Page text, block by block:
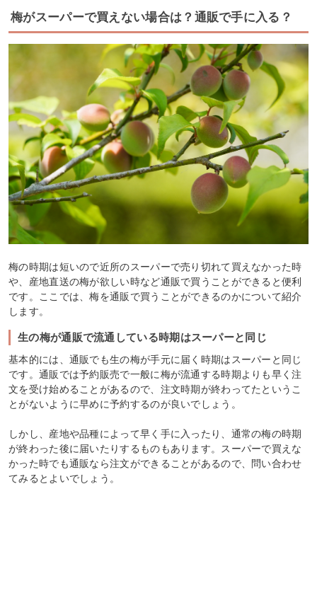
梅がスーパーで買えない場合は？通販で手に入る？
梅の時期は短いので近所のスーパーで売り切れて買えなかった時
や、産地直送の梅が欲しい時など通販で買うことができると便利
です。ここでは、梅を通販で買うことができるのかについて紹介
します。
生の梅が通販で流通している時期はスーパーと同じ
基本的には、通販でも生の梅が手元に届く時期はスーパーと同じ
です。通販では予約販売で一般に梅が流通する時期よりも早く注
文を受け始めることがあるので、注文時期が終わってたというこ
とがないように早めに予約するのが良いでしょう。
しかし、産地や品種によって早く手に入ったり、通常の梅の時期
が終わった後に届いたりするものもあります。スーパーで買えな
かった時でも通販なら注文ができることがあるので、問い合わせ
てみるとよいでしょう。